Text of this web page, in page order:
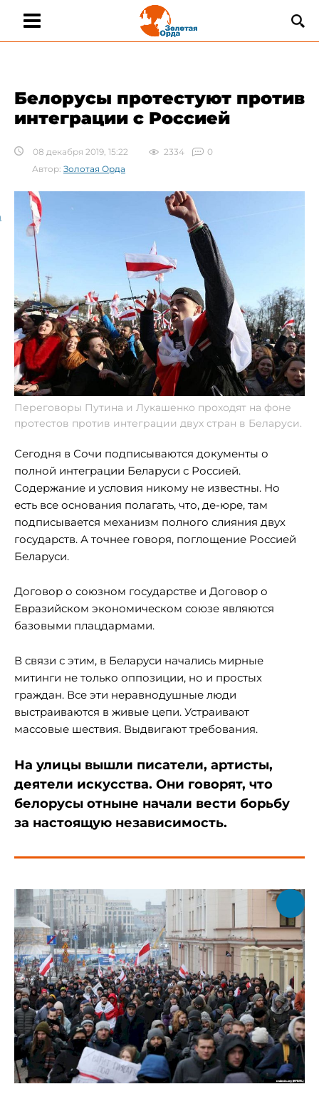
Белорусы протестуют против
интеграции с Россией
08 декабря 2019, 15:22 2334
0
Автор: Золотая Орда
Переговоры Путина и Лукашенко проходят на фоне
протестов против интеграции двух стран в Беларуси.
Сегодня в Сочи подписываются документы о
полной интеграции Беларуси с Россией.
Содержание и условия никому не известны. Но
есть все основания полагать, что, де-юре, там
подписывается механизм полного слияния двух
государств. А точнее говоря, поглощение Россией
Беларуси.
Договор о союзном государстве и Договор о
Евразийском экономическом союзе являются
базовыми плацдармами.
В связи с этим, в Беларуси начались мирные
митинги не только оппозиции, но и простых
граждан. Все эти неравнодушные люди
выстраиваются в живые цепи. Устраивают
массовые шествия. Выдвигают требования.
На улицы вышли писатели, артисты,
деятели искусства. Они говорят, что
белорусы отныне начали вести борьбу
за настоящую независимость.